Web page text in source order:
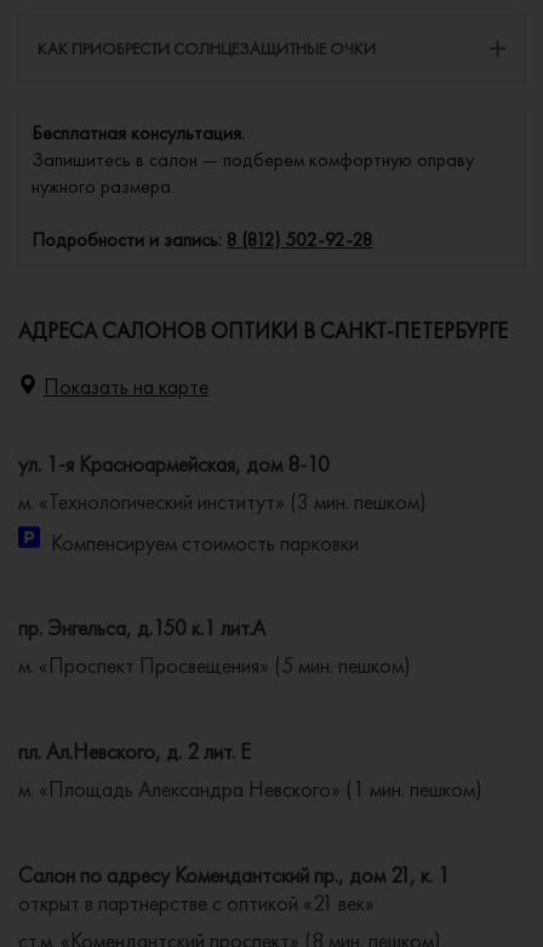
КАК ПРИОБРЕСТИ СОЛНЦЕЗАЩИТНЫЕ ОЧКИ
Бесплатная консультация.
Запишитесь в салон — подберем комфортную оправу
нужного размера.
Подробности и запись: 8 (812) 502-92-28
АДРЕСА САЛОНОВ ОПТИКИ В САНКТ-ПЕТЕРБУРГЕ
Показать на карте
ул. 1-я Красноармейская, дом 8-10
м. «Технологический институт» (3 мин. пешком)
Компенсируем стоимость парковки
пр. Энгельса, д.150 к.1 лит.А
м. «Проспект Просвещения» (5 мин. пешком)
пл. Ал.Невского, д. 2 лит. Е
м. «Площадь Александра Невского» (1 мин. пешком)
Салон по адресу Комендантский пр., дом 21, к. 1
открыт в партнерстве с оптикой «21 век»
ст.м. «Комендантский проспект» (8 мин. пешком)